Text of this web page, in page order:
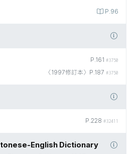
P.96
P.161 #3750
〈1997修訂本〉P.187 #3750
P.228 #32411
English Dictionary